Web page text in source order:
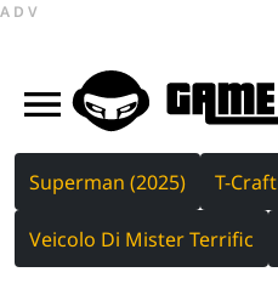
ADV
Superman (2025) T-Craft
Veicolo Di Mister Terrific